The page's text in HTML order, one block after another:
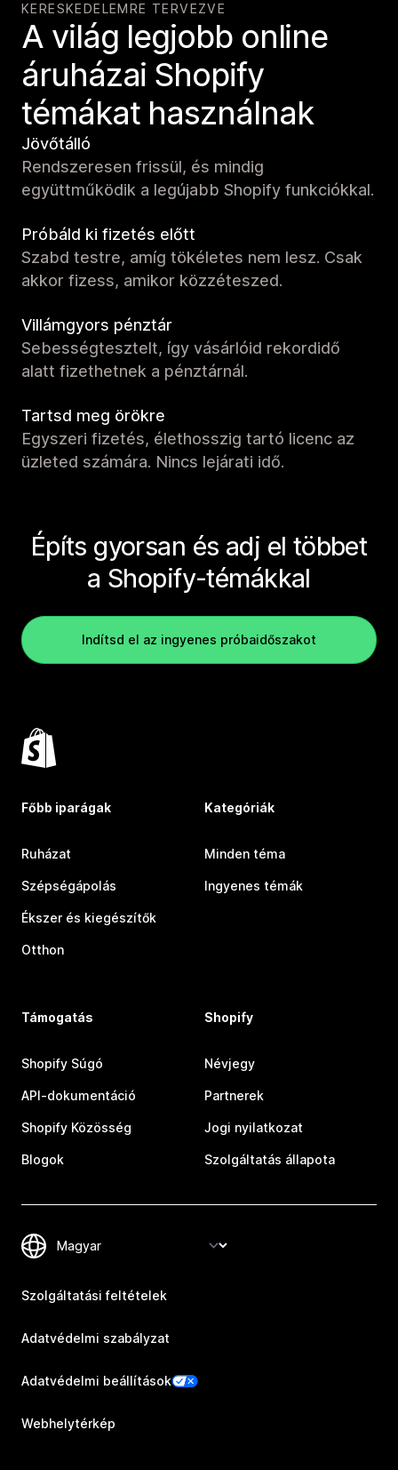
KERESKEDELEMRE TERVEZVE
A világ legjobb online
áruházai Shopify
témákat használnak
Jövőtálló
Rendszeresen frissül, és mindig
együttműködik a legújabb Shopify funkciókkal.
Próbáld ki fizetés előtt
Szabd testre, amíg tökéletes nem lesz. Csak
akkor fizess, amikor közzéteszed.
Villámgyors pénztár
Sebességtesztelt, így vásárlóid rekordidő
alatt fizethetnek a pénztárnál.
Tartsd meg örökre
Egyszeri fizetés, élethosszig tartó licenc az
üzleted számára. Nincs lejárati idő.
Építs gyorsan és adj el többet
a Shopify-témákkal
Indítsd el az ingyenes próbaidőszakot
Főbb iparágak
Ruházat
Szépségápolás
Ékszer és kiegészítők
Otthon
Kategóriák
Minden téma
Ingyenes témák
Támogatás
Shopify Súgó
API-dokumentáció
Shopify Közösség
Blogok
Shopify
Névjegy
Partnerek
Jogi nyilatkozat
Szolgáltatás állapota
Szolgáltatási feltételek
Adatvédelmi szabályzat
Adatvédelmi beállítások
Webhelytérkép